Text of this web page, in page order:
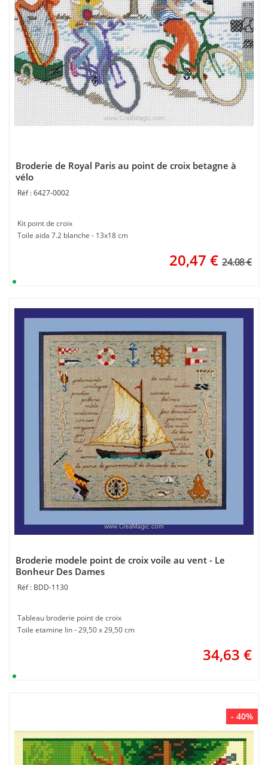
Broderie de Royal Paris au point de croix betagne à
vélo
6427-0002
Kit point de croix
Toile aida 7.2 blanche - 13x18 cm
20,47 € 24.08 €
Broderie modele point de croix voile au vent - Le
Bonheur Des Dames
BDD-1130
Tableau broderie point de croix
Toile etamine lin - 29,50 x 29,50 cm
34,63 €
- 40%